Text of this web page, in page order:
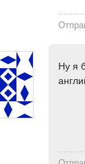
Ну я